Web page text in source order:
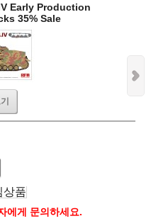
Early Production
35% Sale
상품
에게 문의하세요.